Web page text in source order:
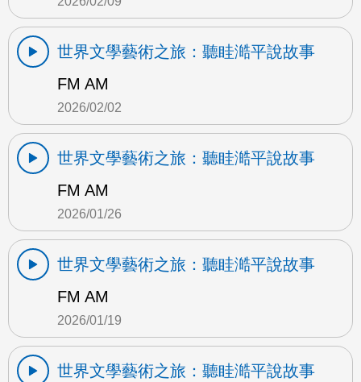
世界文學藝術之旅：聽眭澔平說故事
FM AM
2026/02/02
世界文學藝術之旅：聽眭澔平說故事
FM AM
2026/01/26
世界文學藝術之旅：聽眭澔平說故事
FM AM
2026/01/19
世界文學藝術之旅：聽眭澔平說故事